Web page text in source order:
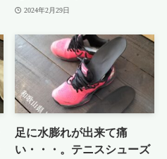
2024年2月29日
足に水膨れが出来て痛
い・・・。テニスシューズ